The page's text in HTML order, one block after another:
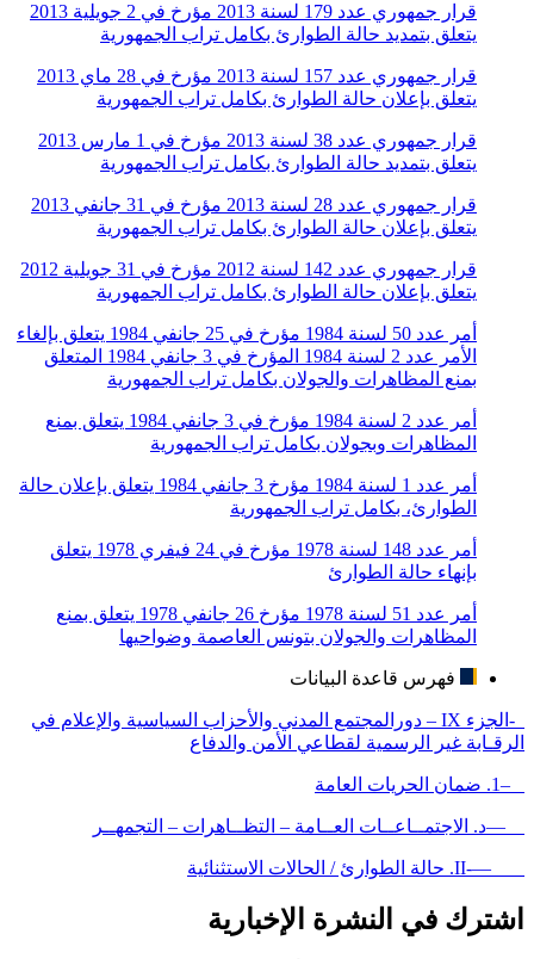
قرار جمهوري عدد 179 لسنة 2013 مؤرخ في 2 جويلية 2013
يتعلق بتمديد حالة الطوارئ بكامل تراب الجمهورية
قرار جمهوري عدد 157 لسنة 2013 مؤرخ في 28 ماي 2013
يتعلق بإعلان حالة الطوارئ بكامل تراب الجمهورية
قرار جمهوري عدد 38 لسنة 2013 مؤرخ في 1 مارس 2013
يتعلق بتمديد حالة الطوارئ بكامل تراب الجمهورية
قرار جمهوري عدد 28 لسنة 2013 مؤرخ في 31 جانفي 2013
يتعلق بإعلان حالة الطوارئ بكامل تراب الجمهورية
قرار جمهوري عدد 142 لسنة 2012 مؤرخ في 31 جويلية 2012
يتعلق بإعلان حالة الطوارئ بكامل تراب الجمهورية
أمر عدد 50 لسنة 1984 مؤرخ في 25 جانفي 1984 يتعلق بإلغاء
الأمر عدد 2 لسنة 1984 المؤرخ في 3 جانفي 1984 المتعلق
بمنع المظاهرات والجولان بكامل تراب الجمهورية
أمر عدد 2 لسنة 1984 مؤرخ في 3 جانفي 1984 يتعلق بمنع
المظاهرات وبجولان بكامل تراب الجمهورية
أمر عدد 1 لسنة 1984 مؤرخ 3 جانفي 1984 يتعلق بإعلان حالة
الطوارئ، بكامل تراب الجمهورية
أمر عدد 148 لسنة 1978 مؤرخ في 24 فيفري 1978 يتعلق
بإنهاء حالة الطوارئ
أمر عدد 51 لسنة 1978 مؤرخ 26 جانفي 1978 يتعلق بمنع
المظاهرات والجولان بتونس العاصمة وضواحيها
فهرس قاعدة البيانات
-الجزء IX – دورالمجتمع المدني والأحزاب السياسية والإعلام في
الرقـابة غير الرسمية لقطاعي الأمن والدفاع
–1. ضمان الحريات العامة
—د. الاجتمــاعــات العــامة – التظــاهرات – التجمهــر
—-II. حالة الطوارئ / الحالات الاستثنائية
اشترك في النشرة الإخبارية